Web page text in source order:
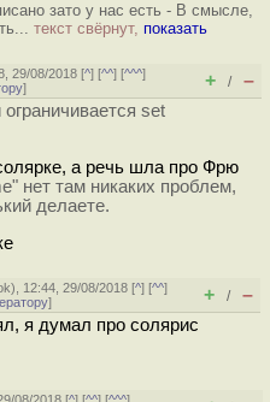
зато у нас есть - В смысле,
текст свёрнут, показать
29/08/2018 [^] [^^] [^^^]
] + / –
set
а речь шла про Фрю
нет там никаких проблем,
делаете.
), 12:44, 29/08/2018 [^] [^^]
] + / –
я думал про солярис